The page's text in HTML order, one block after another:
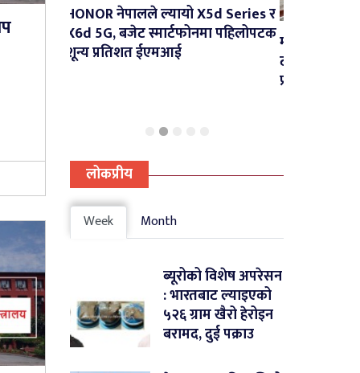
ल्यायो X5d Series र
पहिलोपटकमृग जोगाउने क्रममा पल्टिएको पेट्रोल
ट्याङ्करमा आगलागी, सशस्त्र र नेपाल
लोकप्रीय
Week Month
ब्यूरोको विशेष अपरेसन
: भारतबाट ल्याइएको
५२६ ग्राम खैरो हेरोइन
बरामद, दुई पक्राउ